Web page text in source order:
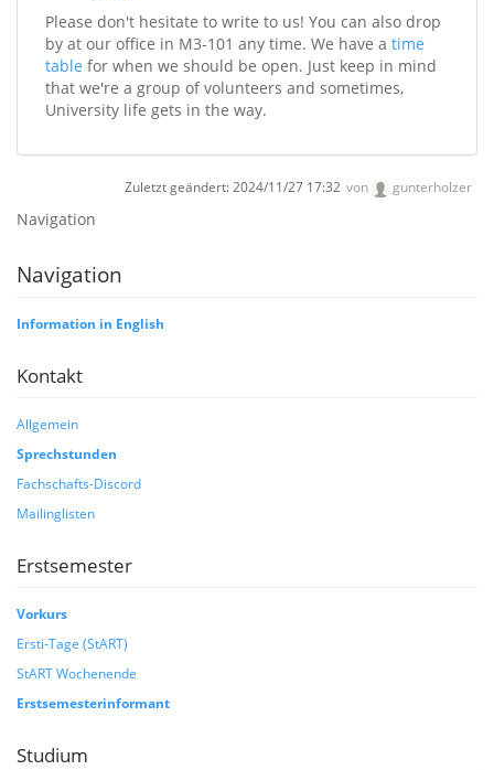
Please don't hesitate to write to us! You can also drop
by at our office in M3-101 any time. We have a time
table for when we should be open. Just keep in mind
that we're a group of volunteers and sometimes,
University life gets in the way.
Zuletzt geändert: 2024/11/27 17:32 von gunterholzer
Navigation
Navigation
Information in English
Kontakt
Allgemein
Sprechstunden
Fachschafts-Discord
Mailinglisten
Erstsemester
Vorkurs
Ersti-Tage (StART)
StART Wochenende
Erstsemesterinformant
Studium